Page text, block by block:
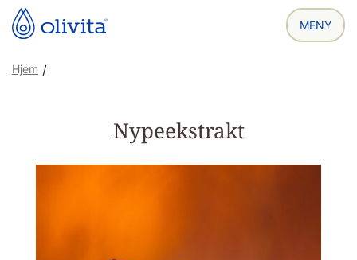
Hjem /
Nypeekstrakt